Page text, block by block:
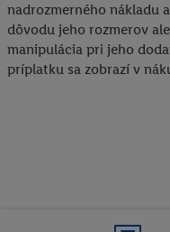
nadrozmerného nákladu
dôvodu jeho rozmerov
manipulácia pri jeho
príplatku sa zobrazí v
údajov.
Kliknutím na možnosť "
používanie potrebných
vyjadríte súhlas so